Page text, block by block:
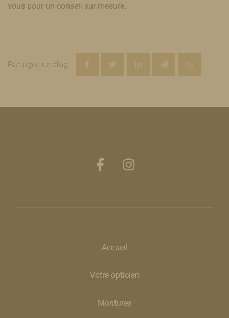
vous pour un conseil sur mesure.
Partagez ce blog
Accueil
Votre opticien
Montures